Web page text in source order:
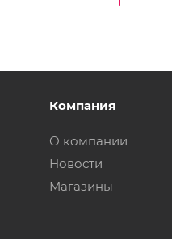
Компания
О компании
Новости
Магазины